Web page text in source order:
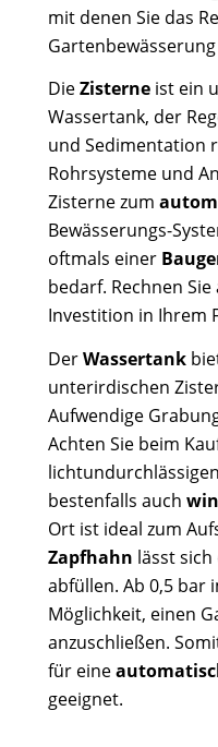
mit denen Sie das
Gartenbewässerung
DieZisterneist ein
Wassertank, der
und Sedimentation
Rohrsysteme und
Zisterne zum
Bewässerungs-
oftmals einer
bedarf. Rechnen
Investition in Ihrem
DerWassertank
unterirdischen
Aufwendige
Achten Sie beim
bestenfalls auch
Ort ist ideal zum
Zapfhahn lässt sich
abfüllen. Ab 0,5 bar
Möglichkeit, einen
anzuschließen.
für eine
geeignet.